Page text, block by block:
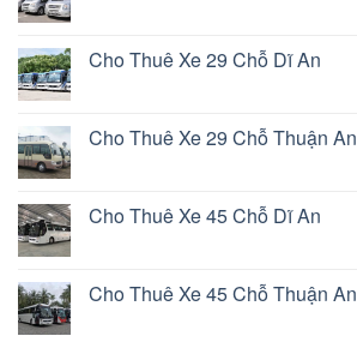
Cho Thuê Xe 29 Chỗ Dĩ An
Cho Thuê Xe 29 Chỗ Thuận An
Cho Thuê Xe 45 Chỗ Dĩ An
Cho Thuê Xe 45 Chỗ Thuận An